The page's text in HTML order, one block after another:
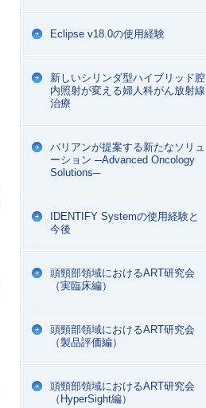
Eclipse v18.0の使用経験
新しいシリンダ型ハイブリッド腔
内照射が変える婦人科がん放射線
治療
バリアンが提案する新たなソリュ
ーション ─Advanced Oncology
Solutions─
IDENTIFY Systemの使用経験と
今後
頭頸部領域におけるART研究会
（実臨床編）
頭頸部領域におけるART研究会
（製品評価編）
頭頸部領域におけるART研究会
（HyperSight編）